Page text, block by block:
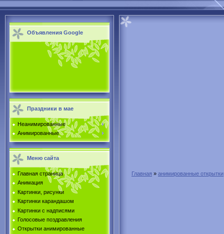
Объявления Google
Праздники в мае
Неанимированные
Анимированные
Меню сайта
Главная страница
Анимация
Картинки, рисунки
Картинки карандашом
Картинки с надписями
Голосовые поздравления
Открытки анимированные
Главная » анимированные открытки